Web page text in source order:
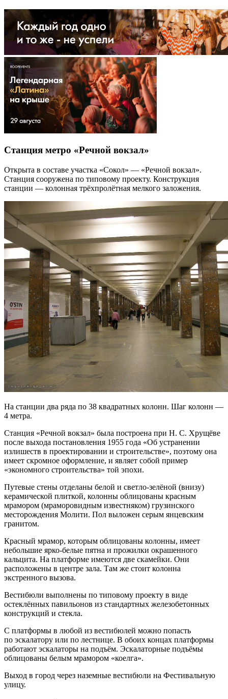
Станция метро «Речной вокзал»
Открыта в составе участка «Сокол» — «Речной вокзал».
Станция сооружена по типовому проекту. Конструкция
станции — колонная трёхпролётная мелкого заложения.
На станции два ряда по 38 квадратных колонн. Шаг колонн —
4 метра.
Станция «Речной вокзал» была построена при Н. С. Хрущёве
после выхода постановления 1955 года «Об устранении
излишеств в проектировании и строительстве», поэтому она
имеет скромное оформление, и являет собой пример
«экономного строительства» той эпохи.
Путевые стены отделаны белой и светло-зелёной (внизу)
керамической плиткой, колонны облицованы красным
мрамором (мраморовидным известняком) грузинского
месторождения Молити. Пол выложен серым янцевским
гранитом.
Красный мрамор, которым облицованы колонны, имеет
небольшие ярко-белые пятна и прожилки окрашенного
кальцита. На платформе имеются две скамейки. Они
расположены в центре зала. Там же стоит колонна
экстренного вызова.
Вестибюли выполнены по типовому проекту в виде
остеклённых павильонов из стандартных железобетонных
конструкций и стекла.
С платформы в любой из вестибюлей можно попасть
по эскалатору или по лестнице. В обоих концах платформы
работают эскалаторы на подъём. Эскалаторные подъёмы
облицованы белым мрамором «коелга».
Выход в город через наземные вестибюли на Фестивальную
улицу.